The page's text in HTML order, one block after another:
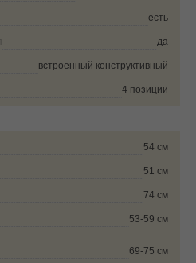
есть
да
встроенный конструктивный
4 позиции
54 см
51 см
74 см
53-59 см
69-75 см